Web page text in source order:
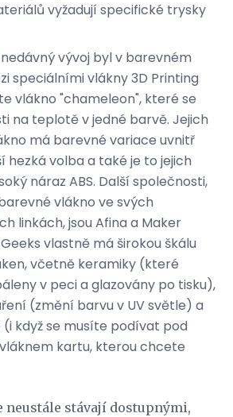
vyžadují specifické trysky
vývoj byl v barevném
speciálními vlákny 3D Printing
vlákno "chameleon", které se
na teplotě v jedné barvě. Jejich
má barevné variace uvnitř
hezká volba a také je to jejich
náraz ABS. Další společnosti,
vlákno ve svých
linkách, jsou Afina a Maker
vlastně má širokou škálu
včetně keramiky (které
v peci a glazovány po tisku),
(změní barvu v UV světle) a
když se musíte podívat pod
kartu, kterou chcete
neustále stávají dostupnými,